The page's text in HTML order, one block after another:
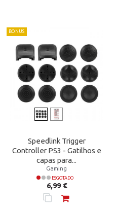
BONUS
Speedlink Trigger
Controller PS3 - Gatilhos e
capas para...
Gaming
ESGOTADO
Preço
6,99 €